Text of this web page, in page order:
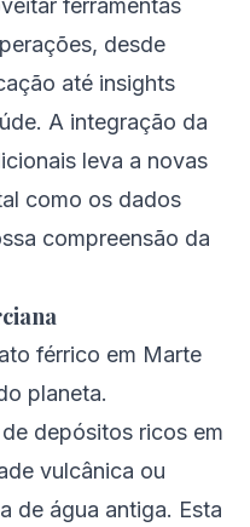
ferramentas
desde
até insights
A integração da
leva a novas
como os dados
compreensão da
férrico em Marte
planeta.
depósitos ricos em
vulcânica ou
de água antiga. Esta